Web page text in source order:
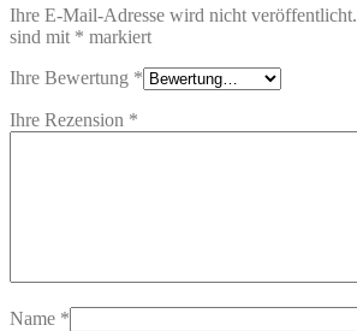
Ihre E-Mail-Adresse wird nicht veröffentlicht.
sind mit * markiert
Ihre Bewertung *
Ihre Rezension *
Name *